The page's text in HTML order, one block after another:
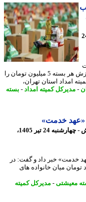
به یاد رهبر شهید ، توزیع 5 هزار بسته معیشتی به ارزش هر بسته 5 میلیون تومان را
استان تهران،
مدیرکل کمیته امداد -بسته
25 روز پیش - چهارشنبه 24 تیر 1405،
خبر داد و گفت: در
به ارزش 25 میلیارد تومان میان خانواده های
-مدیرکل کمیته